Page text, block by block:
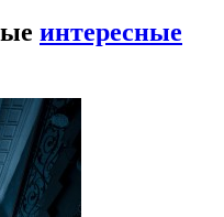
интересные